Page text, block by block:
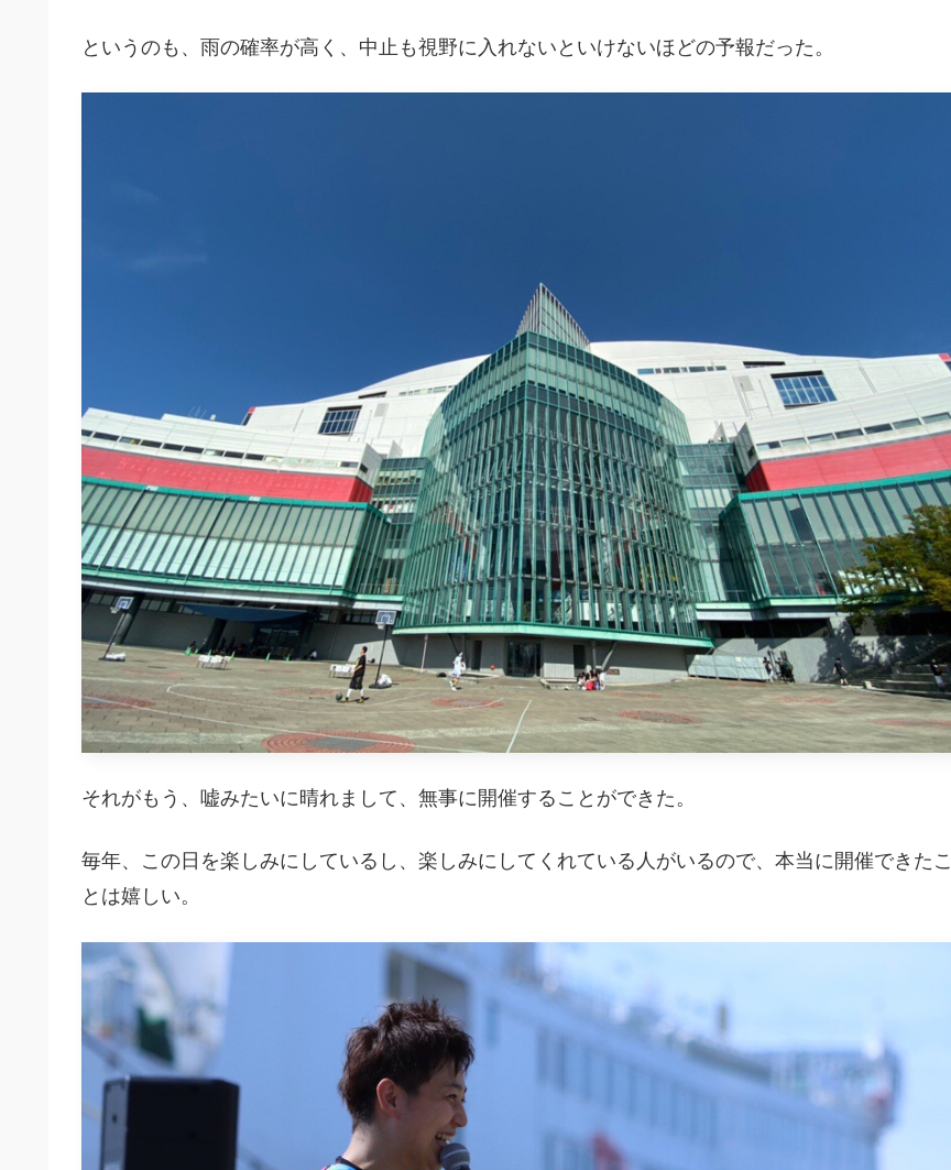
というのも、雨の確率が高く、中止も視野に入れないといけないほどの予報だった。
それがもう、嘘みたいに晴れまして、無事に開催することができた。
毎年、この日を楽しみにしているし、楽しみにしてくれている人がいるので、本当に開催できたこ
とは嬉しい。